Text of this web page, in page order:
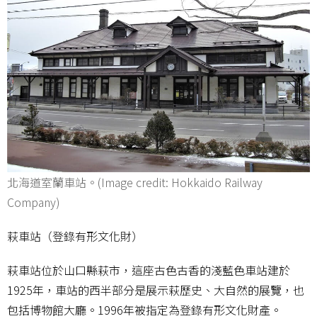
北海道室蘭車站。(Image credit: Hokkaido Railway
Company)
萩車站（登錄有形文化財）
萩車站位於山口縣萩市，這座古色古香的淺藍色車站建於
1925年，車站的西半部分是展示萩歷史、大自然的展覽，也
包括博物館大廳。1996年被指定為登錄有形文化財產。